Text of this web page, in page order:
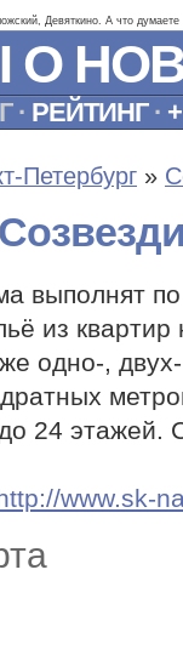
Девяткино. А что
· РЕЙТИНГ· +
Петербург »
выполнят
из
одно-,
24 этажей.
www.sk-